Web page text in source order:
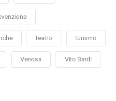
teatro turismo
Venosa Vito Bardi